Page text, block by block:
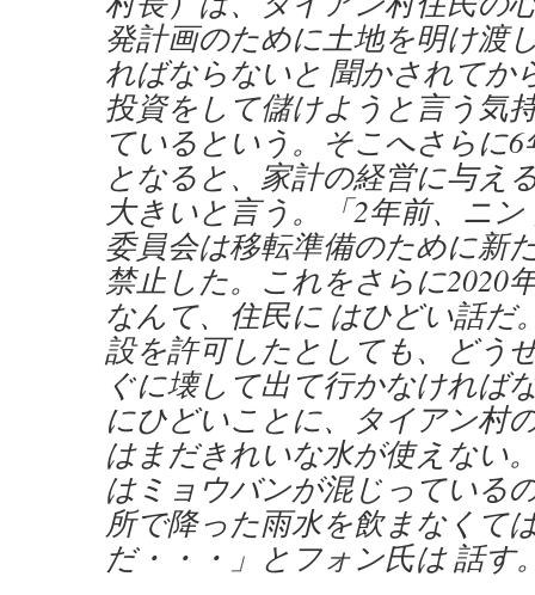
発計画のために土地を明け渡
ればならないと 聞かされてか
投資をして儲けようと言う気
ているという。そこへさらに
となると、家計の経営に与え
大きいと言う。「2年前、ニ
委員会は移転準備のために新
禁止した。これをさらに2020
なんて、住民に はひどい話だ
設を許可したとしても、どう
ぐに壊して出て行かなければ
にひどいことに、タイアン村
はまだきれいな水が使えない
はミョウバンが混じっている
所で降った雨水を飲まなくて
だ・・・」とフォン氏は 話す